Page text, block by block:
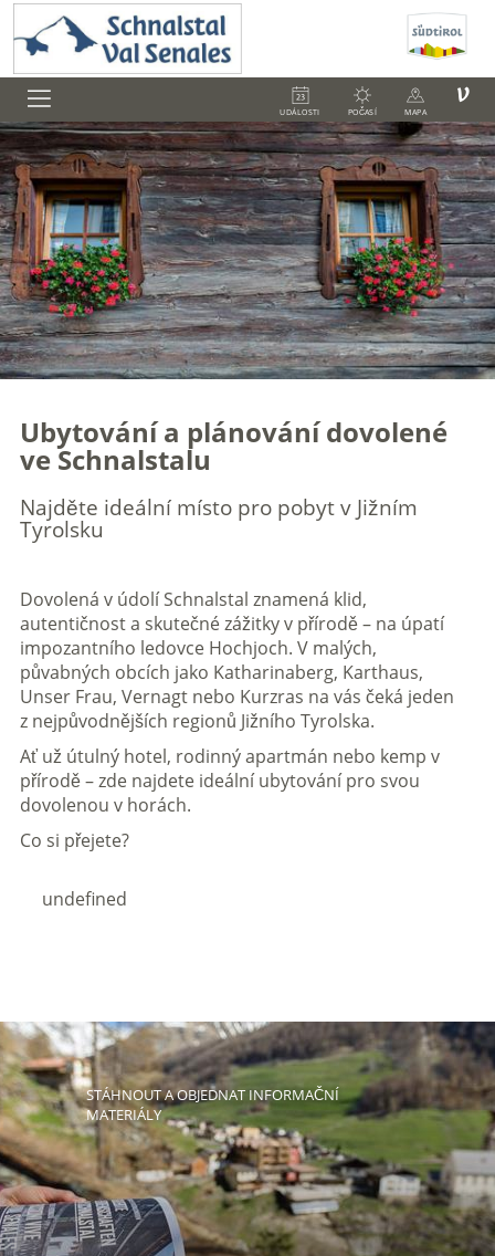
UDÁLOSTI POČASÍ MAPA
V
Ubytování a plánování dovolené
ve Schnalstalu
Najděte ideální místo pro pobyt v Jižním
Tyrolsku
Dovolená v údolí Schnalstal znamená klid,
autentičnost a skutečné zážitky v přírodě – na úpatí
impozantního ledovce Hochjoch. V malých,
půvabných obcích jako Katharinaberg, Karthaus,
Unser Frau, Vernagt nebo Kurzras na vás čeká jeden
z nejpůvodnějších regionů Jižního Tyrolska.
Ať už útulný hotel, rodinný apartmán nebo kemp v
přírodě – zde najdete ideální ubytování pro svou
dovolenou v horách.
Co si přejete?
STÁHNOUT A OBJEDNAT INFORMAČNÍ
MATERIÁLY